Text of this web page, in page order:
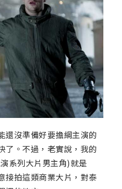
還沒準備好要擔綱主演的
了。不過，老實說，我的
系列大片男主角)就是
接拍這類商業大片，對泰